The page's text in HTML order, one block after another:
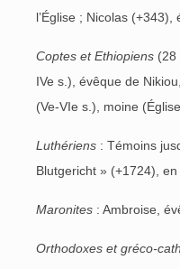
l’Église ; Nicolas
Coptes et Ethiopiens (28
IVe s.), évêque de
(Ve-VIe s.), moine
Luthériens : Témoins
Blutgericht » (+1724), en
Maronites : Ambroise,
Orthodoxes et gréco-